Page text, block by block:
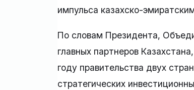
импульса казахско-
По словам Президента,
главных партнеров
году правительства двух
стратегических